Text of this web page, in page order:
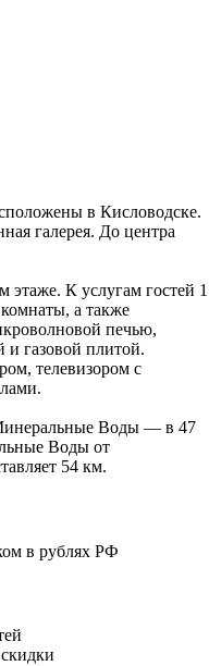
в Кисловодске.
галерея. До центра
К услугам гостей 1
а также
печью,
газовой плитой.
телевизором с
Воды — в 47
Воды от
54 км.
в рублях РФ